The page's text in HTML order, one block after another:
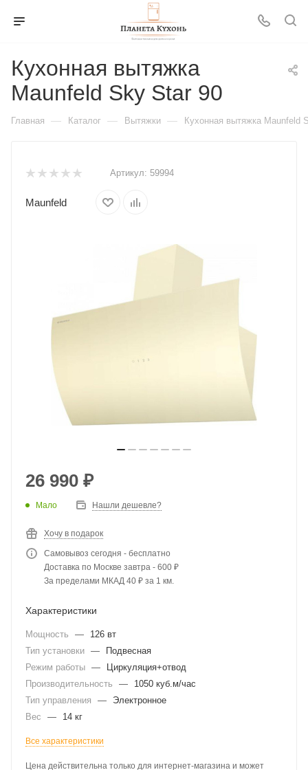
Кухонная вытяжка
Maunfeld Sky Star 90
Главная — Каталог — Вытяжки — Кухонная вытяжка Maunfeld
Артикул: 59994
Maunfeld
26 990 ₽
Мало Нашли дешевле?
Хочу в подарок
Самовывоз сегодня - бесплатно
Доставка по Москве завтра - 600 ₽
За пределами МКАД 40 ₽ за 1 км.
Характеристики
Мощность —
126 вт
Тип установки —
Подвесная
Режим работы —
Циркуляция+отвод
Производительность
—
1050 куб.м/час
Тип управления
—
Электронное
Вес
— 14 кг
Все характеристики
Цена действительна только для интернет-магазина и может